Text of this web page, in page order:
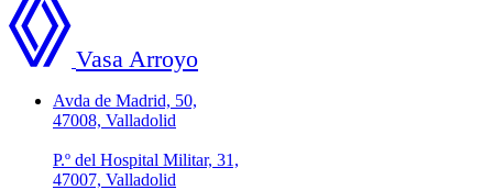
Vasa Arroyo
Avda de Madrid, 50,
47008, Valladolid
P.º del Hospital Militar, 31,
47007, Valladolid